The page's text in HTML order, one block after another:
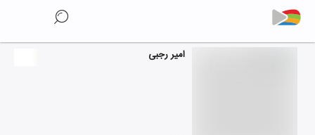
امیر رجبی